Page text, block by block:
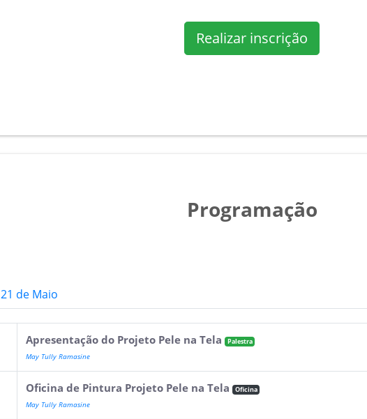
Realizar inscrição
Programação
21 de Maio
Apresentação do Projeto Pele na Tela Palestra
May Tully Ramasine
Oficina de Pintura Projeto Pele na Tela Oficina
May Tully Ramasine